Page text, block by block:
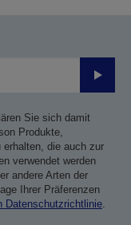
Sie sich damit
Produkte,
die auch zur
verwendet werden
andere Arten der
Ihrer Präferenzen
Datenschutzrichtlinie.